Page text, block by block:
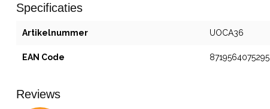
Specificaties
Artikelnummer UOCA36
EAN Code 8719564075295
Reviews